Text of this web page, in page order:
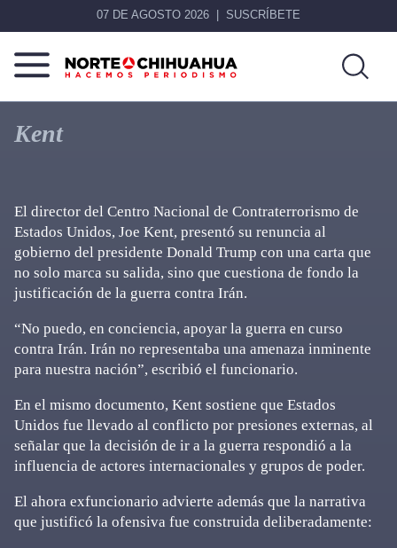
07 DE AGOSTO 2026 SUSCRÍBETE
Norte
Más
que
Kent
El director del Centro Nacional de Contraterrorismo de
Estados Unidos, Joe Kent, presentó su renuncia al
gobierno del presidente Donald Trump con una carta que
no solo marca su salida, sino que cuestiona de fondo la
justificación de la guerra contra Irán.
“No puedo, en conciencia, apoyar la guerra en curso
contra Irán. Irán no representaba una amenaza inminente
para nuestra nación”, escribió el funcionario.
En el mismo documento, Kent sostiene que Estados
Unidos fue llevado al conflicto por presiones externas, al
señalar que la decisión de ir a la guerra respondió a la
influencia de actores internacionales y grupos de poder.
El ahora exfuncionario advierte además que la narrativa
que justificó la ofensiva fue construida deliberadamente: